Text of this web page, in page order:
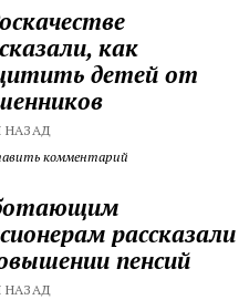
как
детей от
НАЗАД
комментарий
рассказали
пенсий
НАЗАД